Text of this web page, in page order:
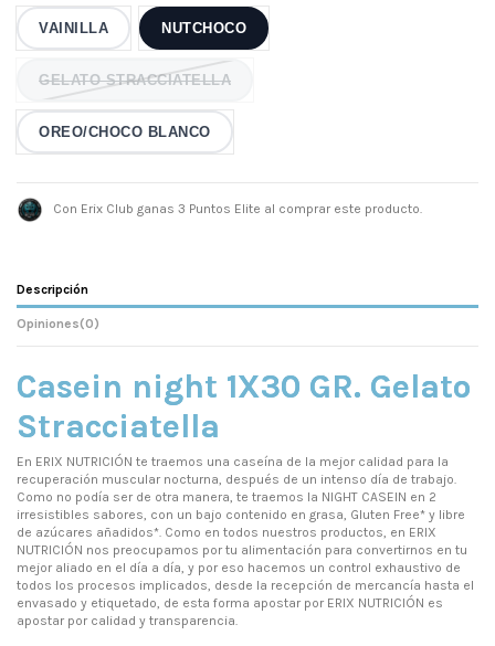
VAINILLA NUTCHOCO
GELATO STRACCIATELLA
OREO/CHOCO BLANCO
Con Erix Club ganas 3 Puntos Elite al comprar este producto.
Descripción
Opiniones(0)
Casein night 1X30 GR. Gelato
Stracciatella
En ERIX NUTRICIÓN te traemos una caseína de la mejor calidad para la
recuperación muscular nocturna, después de un intenso día de trabajo.
Como no podía ser de otra manera, te traemos la NIGHT CASEIN en 2
irresistibles sabores, con un bajo contenido en grasa, Gluten Free* y libre
de azúcares añadidos*. Como en todos nuestros productos, en ERIX
NUTRICIÓN nos preocupamos por tu alimentación para convertirnos en tu
mejor aliado en el día a día, y por eso hacemos un control exhaustivo de
todos los procesos implicados, desde la recepción de mercancía hasta el
envasado y etiquetado, de esta forma apostar por ERIX NUTRICIÓN es
apostar por calidad y transparencia.